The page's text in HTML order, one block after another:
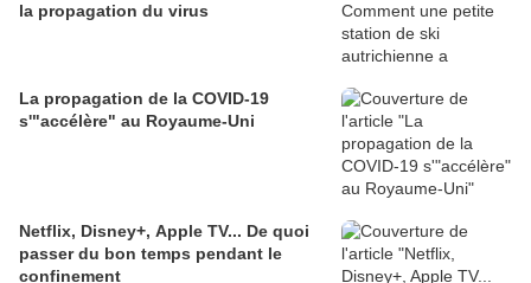
la propagation du virus
La propagation de la COVID-19
s'"accélère" au Royaume-Uni
Netflix, Disney+, Apple TV... De quoi
passer du bon temps pendant le
confinement